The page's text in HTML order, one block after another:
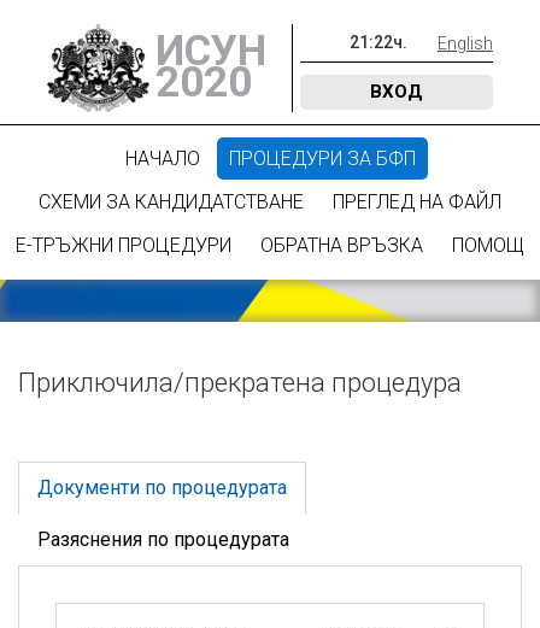
ИСУН
2020
21 :22ч. English
ВХОД
НАЧАЛО
ПРОЦЕДУРИ ЗА БФП
СХЕМИ ЗА КАНДИДАТСТВАНЕ
ПРЕГЛЕД НА ФАЙЛ
Е-ТРЪЖНИ ПРОЦЕДУРИ
ОБРАТНА ВРЪЗКА ПОМОЩ
Приключилa/прекратена процедура
Документи по процедурата
Разяснения по процедурата